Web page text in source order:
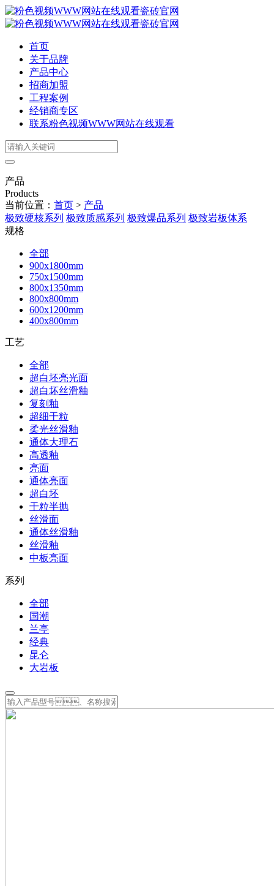
首页
关于品牌
产品中心
招商加盟
工程案例
经销商专区
联系粉色视频WWW网站在线观看
产品
Products
当前位置： 首页 > 产品
极致硬核系列 极致质感系列 极致爆品系列 极致岩板体系
规格
全部
900x1800mm
750x1500mm
800x1350mm
800x800mm
600x1200mm
400x800mm
工艺
全部
超白坯亮光面
超白坏丝滑釉
复刻釉
超细干粒
柔光丝滑釉
通体大理石
高透釉
亮面
通体亮面
超白坯
干粒半抛
丝滑面
通体丝滑釉
丝滑釉
中板亮面
系列
全部
国潮
兰亭
经典
昆仑
大岩板